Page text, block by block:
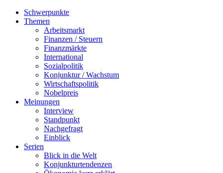
Schwerpunkte
Themen
Arbeitsmarkt
Finanzen / Steuern
Finanzmärkte
International
Sozialpolitik
Konjunktur / Wachstum
Wirtschaftspolitik
Nobelpreis
Meinungen
Interview
Standpunkt
Nachgefragt
Einblick
Serien
Blick in die Welt
Konjunkturtendenzen